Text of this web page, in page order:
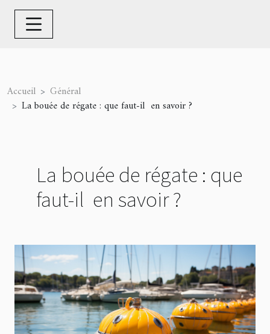
Accueil
Général
La bouée de régate : que faut-il en savoir ?
La bouée de régate : que
faut-il en savoir ?